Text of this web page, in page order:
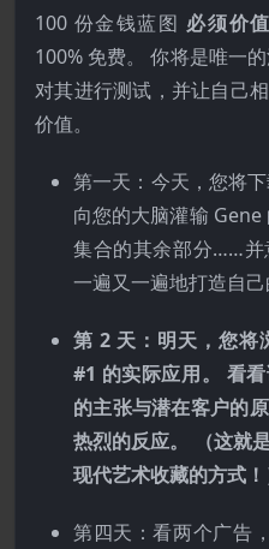
100 份金钱蓝图 必须价
100% 免费。 你将是唯一
对其进行测试，并让自己
价值。
第一天：今天，您将
向您的大脑灌输
集合的其余部分……并
一遍又一遍地打造自己
第 2 天：明天，您将
#1 的实际应用。 看
的主张与潜在客户的
热烈的反应。 （这就
现代艺术收藏的方式！
第四天：看两个广告